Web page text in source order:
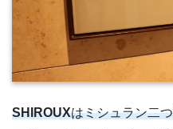
SHIROUXはミシュラン二